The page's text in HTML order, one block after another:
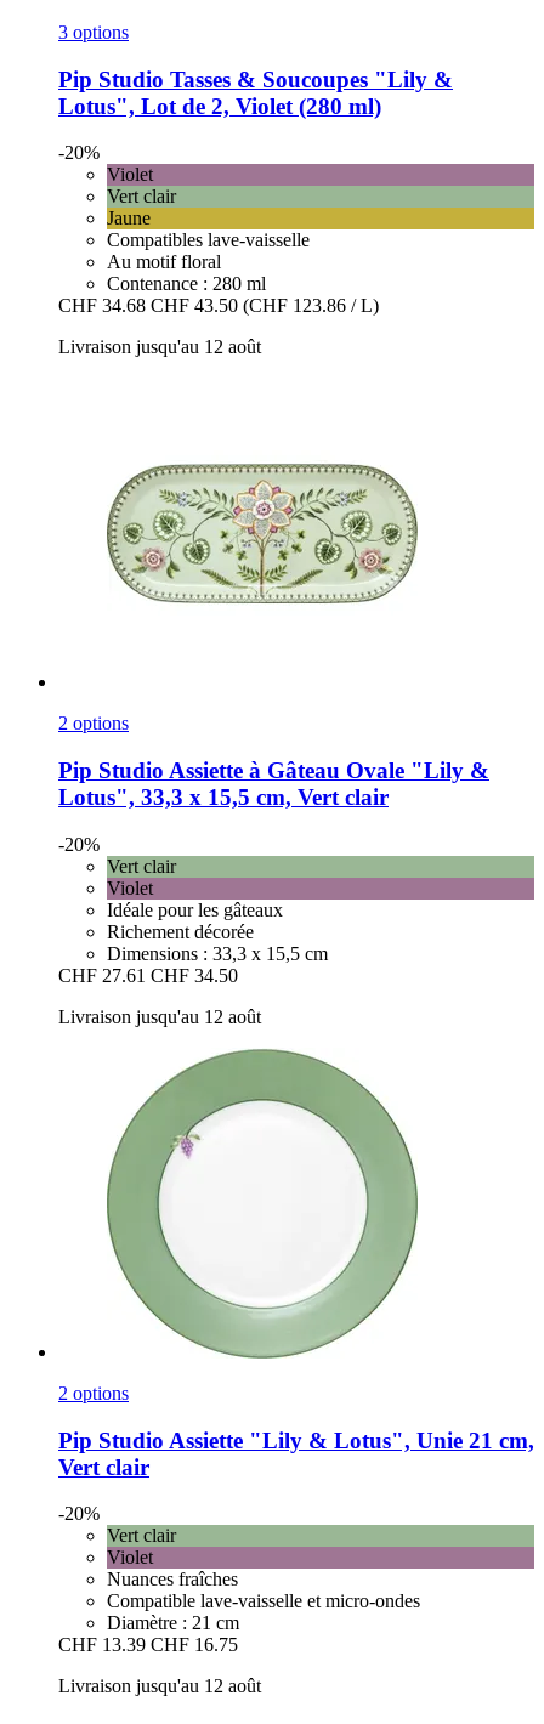
3 options
Pip Studio Tasses & Soucoupes "Lily &
Lotus", Lot de 2, Violet (280 ml)
-20%
Violet
Vert clair
Jaune
Compatibles lave-vaisselle
Au motif floral
Contenance : 280 ml
CHF 34.68 CHF 43.50 (CHF 123.86 / L)
Livraison jusqu'au 12 août
2 options
Pip Studio Assiette à Gâteau Ovale "Lily &
Lotus", 33,3 x 15,5 cm, Vert clair
-20%
Vert clair
Violet
Idéale pour les gâteaux
Richement décorée
Dimensions : 33,3 x 15,5 cm
CHF 27.61 CHF 34.50
Livraison jusqu'au 12 août
2 options
Pip Studio Assiette "Lily & Lotus", Unie 21 cm,
Vert clair
-20%
Vert clair
Violet
Nuances fraîches
Compatible lave-vaisselle et micro-ondes
Diamètre : 21 cm
CHF 13.39 CHF 16.75
Livraison jusqu'au 12 août